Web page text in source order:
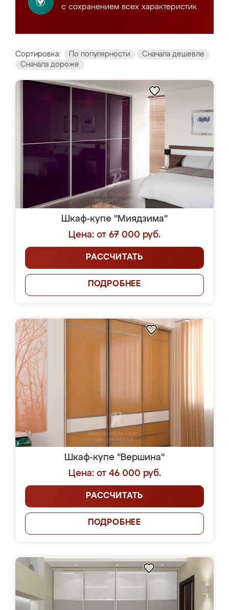
с сохранением всех характеристик
Сортировка: По популярности
Сначала дешевле
Сначала дороже
Шкаф-купе "Миядзима"
Цена: от 67 000 руб.
РАССЧИТАТЬ
ПОДРОБНЕЕ
Шкаф-купе "Вершина"
Цена: от 46 000 руб.
РАССЧИТАТЬ
ПОДРОБНЕЕ